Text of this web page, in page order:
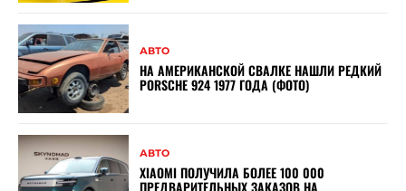
АВТО
НА АМЕРИКАНСКОЙ СВАЛКЕ НАШЛИ РЕДКИЙ
PORSCHE 924 1977 ГОДА (ФОТО)
АВТО
XIAOMI ПОЛУЧИЛА БОЛЕЕ 100 000